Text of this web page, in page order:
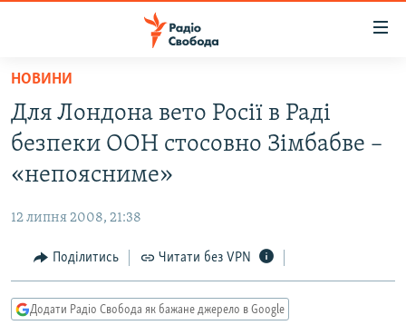
Перейти
основного
матеріалу
до
основної
Перейти
до
пошуку
ВСЕ ЗА ДОБУ
СУСПІЛЬСТВО
РОСІЙСЬКА «ФІЛЬТРАЦІЯ»
ДОНБАС.РЕАЛІЇ
ТИ ЯК?
НОВИНИ
Для Лондона вето Росії в Раді
безпеки ООН стосовно Зімбабве –
«непоясниме»
12 липня 2008, 21:38
Поділитись Читати без VPN
Додати Радіо Свобода як бажане джерело в Google